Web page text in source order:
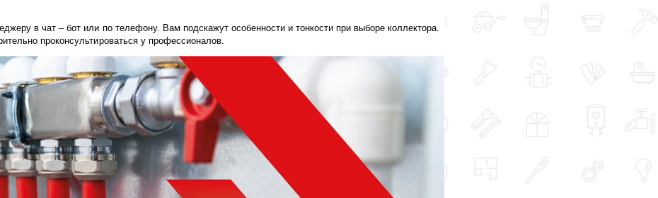
в чат – бот или по телефону. Вам подскажут особенности и тонкости при выборе коллектора.
проконсультироваться у профессионалов.